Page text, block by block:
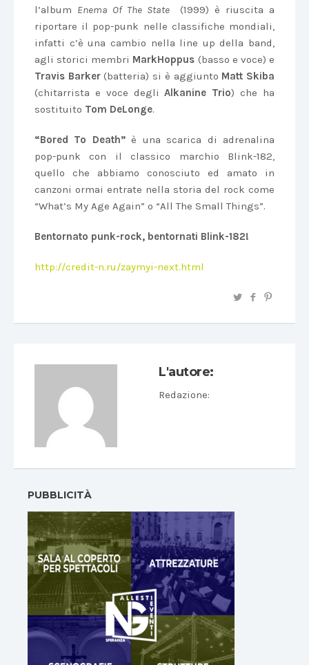
l’album Enema Of The State(1999) è riuscita a
riportare il pop-punk nelle classifiche mondiali,
infatti c’è una cambio nella line up della band,
agli storici membri MarkHoppus (basso e voce) e
Travis Barker(batteria) si è aggiunto Matt Skiba
(chitarrista e voce degliAlkanine Trio) che ha
sostituito Tom DeLonge.
“Bored To Death”è una scarica di adrenalina
pop-punk con il classico marchio Blink-182,
quello che abbiamo conosciuto ed amato in
canzoni ormai entrate nella storia del rock come
“What’s My Age Again” o “All The Small Things”.
Bentornato punk-rock, bentornati Blink-182!
http://credit-n.ru/zaymyi-next.html
L'autore:
Redazione:
PUBBLICITÀ